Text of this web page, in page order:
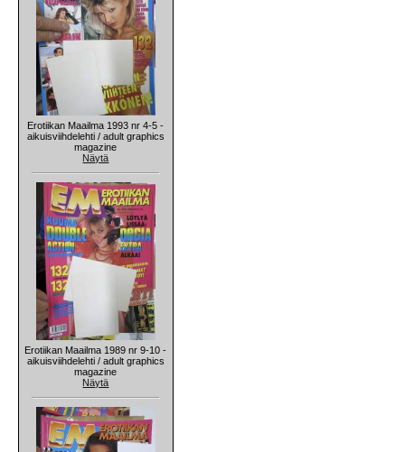
Erotiikan Maailma 1993 nr 4-5 -
aikuisviihdelehti / adult graphics
magazine
Näytä
Erotiikan Maailma 1989 nr 9-10 -
aikuisviihdelehti / adult graphics
magazine
Näytä